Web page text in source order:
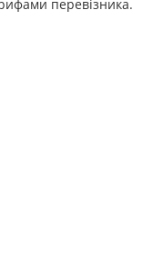
перевізника.